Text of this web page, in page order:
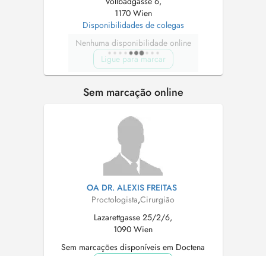
1170 Wien
Disponibilidades de colegas
Nenhuma disponibilidade online
Ligue para marcar
Sem marcação online
OA DR. ALEXIS FREITAS
Proctologista,Cirurgião
Lazarettgasse 25/2/6,
1090 Wien
Sem marcações disponíveis em Doctena